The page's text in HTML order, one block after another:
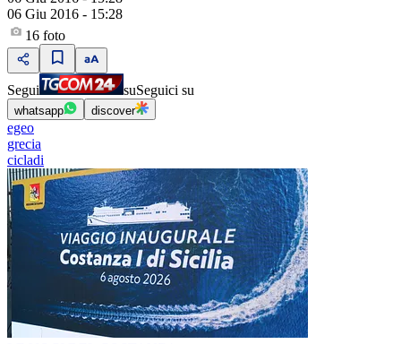
06 Giu 2016 - 15:28
16 foto
Segui suSeguici su
whatsapp discover
egeo
grecia
cicladi